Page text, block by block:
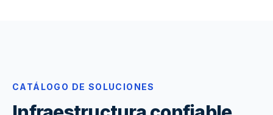
CATÁLOGO DE SOLUCIONES